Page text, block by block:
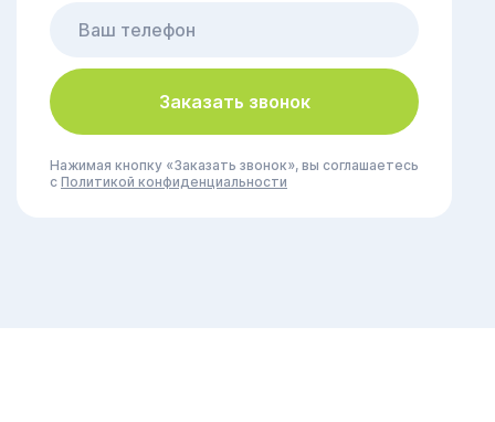
Заказать звонок
Нажимая кнопку «Заказать звонок», вы соглашаетесь
с Политикой конфиденциальности